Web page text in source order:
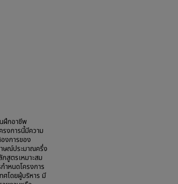
ฝึกอาชีพ
งการนี้มีความ
งการของ
าษณ์ประมาณครึ่ง
สูตรเหมาะสม
ำหนดโครงการ
ศโดยผู้บริหาร มี